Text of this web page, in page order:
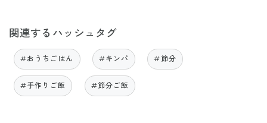
関連するハッシュタグ
#おうちごはん #キンパ #節分
#手作りご飯 #節分ご飯